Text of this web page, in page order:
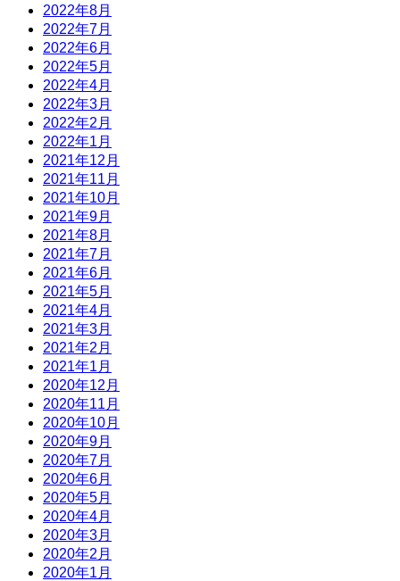
2022年8月
2022年7月
2022年6月
2022年5月
2022年4月
2022年3月
2022年2月
2022年1月
2021年12月
2021年11月
2021年10月
2021年9月
2021年8月
2021年7月
2021年6月
2021年5月
2021年4月
2021年3月
2021年2月
2021年1月
2020年12月
2020年11月
2020年10月
2020年9月
2020年7月
2020年6月
2020年5月
2020年4月
2020年3月
2020年2月
2020年1月